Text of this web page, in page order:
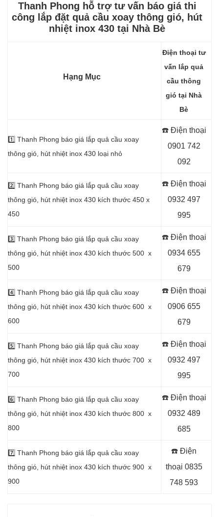
Thanh Phong hỗ trợ tư vấn báo giá thi
công lắp đặt quả cầu xoay thông gió, hút
nhiệt inox 430 tại Nhà Bè
Hạng Mục
Điện thoại tư
vấn lắp quả
cầu thông
gió tại Nhà
Bè
1️⃣ Thanh Phong báo giá lắp quả cầu xoay
thông gió, hút nhiệt inox 430 loại nhỏ
☎️ Điện thoại
0901 742
092
2️⃣ Thanh Phong báo giá lắp quả cầu xoay
thông gió, hút nhiệt inox 430 kích thước 450 x
450
☎️ Điện thoại
0932 497
995
3️⃣ Thanh Phong báo giá lắp quả cầu xoay
thông gió, hút nhiệt inox 430 kích thước 500 x
500
☎️ Điện thoại
0934 655
679
4️⃣ Thanh Phong báo giá lắp quả cầu xoay
thông gió, hút nhiệt inox 430 kích thước 600 x
600
☎️ Điện thoại
0906 655
679
5️⃣ Thanh Phong báo giá lắp quả cầu xoay
thông gió, hút nhiệt inox 430 kích thước 700 x
700
☎️ Điện thoại
0932 497
995
6️⃣ Thanh Phong báo giá lắp quả cầu xoay
thông gió, hút nhiệt inox 430 kích thước 800 x
800
☎️ Điện thoại
0932 489
685
7️⃣ Thanh Phong báo giá lắp quả cầu xoay
thông gió, hút nhiệt inox 430 kích thước 900 x
900
☎️ Điện
thoại 0835
748 593